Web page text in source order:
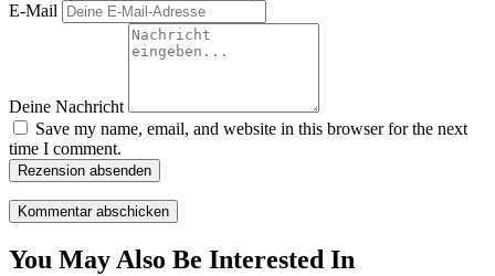
E-Mail
Deine Nachricht
Save my name, email, and website in this browser for the next
time I comment.
Rezension absenden
You May Also Be Interested In